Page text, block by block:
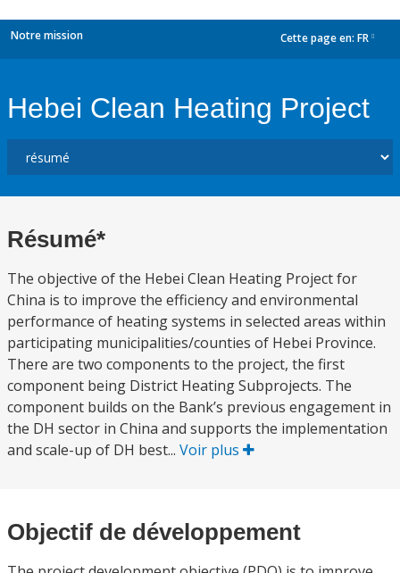
Notre mission Cette page en: FR
Hebei Clean Heating Project
Résumé*
The objective of the Hebei Clean Heating Project for
China is to improve the efficiency and environmental
performance of heating systems in selected areas within
participating municipalities/counties of Hebei Province.
There are two components to the project, the first
component being District Heating Subprojects. The
component builds on the Bank’s previous engagement in
the DH sector in China and supports the implementation
and scale-up of DH best... Voir plus
Objectif de développement